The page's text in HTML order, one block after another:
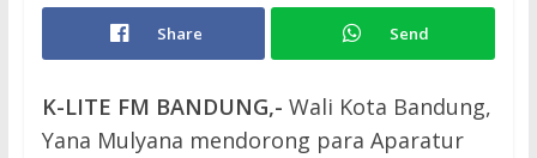
Share Send
K-LITE FM BANDUNG,- Wali Kota Bandung,
Yana Mulyana mendorong para Aparatur